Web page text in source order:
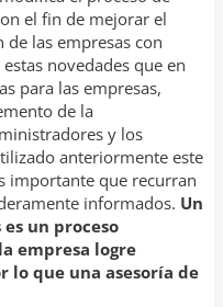
el fin de mejorar el
las empresas con
novedades que en
para las empresas,
de la
y los
anteriormente este
importante que recurran
informados. Un
un proceso
empresa logre
lo que una asesoría de